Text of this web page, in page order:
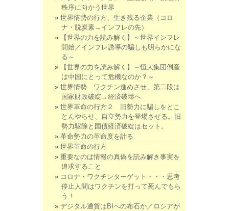
秩序に向かう世界
世界情勢の行方、生き残る企業（コロ
ナ・脱炭素→インフレの先）
【世界の力を読み解く】～世界インフレ
開始／インフレ誘導の騙しも明らかにな
る～
【世界の力を読み解く】～恒大集団倒産
は中国にとって危機なのか？～
世界情勢 ワクチン進めさせ、第二段は
国家財政破綻→経済破壊へ
世界革命の行方２ 旧勢力に騙しをとこ
とんやらせ、自立勢力を登場させる。旧
勢力駆除と国債経済破綻はセット。
革命勢力の革命度を計る
世界革命の行方
重要なのは情報の真偽を読み解き事実を
追求すること
コロナ・ワクチンターゲット・・・思考
停止人間はワクチンを打って死んでもら
う！
デジタル通貨はBIへの布石か／ロシアが